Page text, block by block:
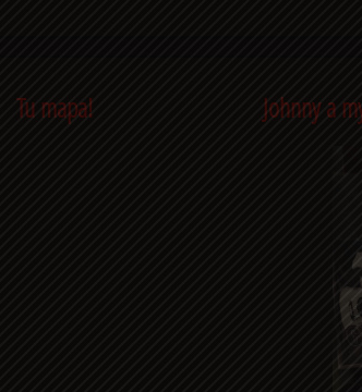
Tu mapa! Johnny a